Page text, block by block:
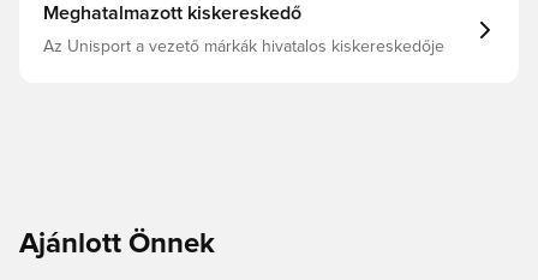
Meghatalmazott kiskereskedő
Az Unisport a vezető márkák hivatalos kiskereskedője
Ajánlott Önnek